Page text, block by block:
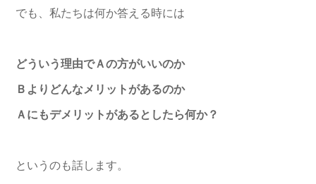
でも、私たちは何か答える時には
どういう理由でＡの方がいいのか
Ｂよりどんなメリットがあるのか
Ａにもデメリットがあるとしたら何か？
というのも話します。